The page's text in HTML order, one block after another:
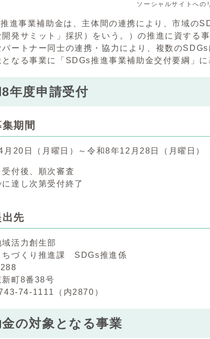
ソーシャルサイトへの
進事業補助金は、主体間の連携により、市域の
発サミット」採択）をいう。）の推進に資する
ートナー同士の連携・協力により、複数の
となる事業に「SDGs推進事業補助金交付要綱」
年度申請受付
期間
月20日（月曜日）～令和8年12月28日（月曜日）
受付後、順次審査
達し次第受付終了
先
活力創生部
ちづくり推進課 SDGs推進係
新町8番38号
74-1111（内2870）
の対象となる事業